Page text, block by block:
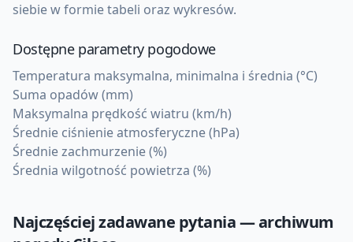
siebie w formie tabeli oraz wykresów.
Dostępne parametry pogodowe
Temperatura maksymalna, minimalna i średnia (°C)
Suma opadów (mm)
Maksymalna prędkość wiatru (km/h)
Średnie ciśnienie atmosferyczne (hPa)
Średnie zachmurzenie (%)
Średnia wilgotność powietrza (%)
Najczęściej zadawane pytania — archiwum